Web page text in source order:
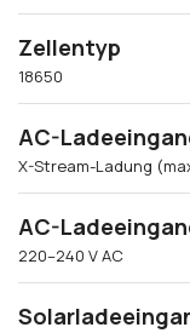
Zellentyp
18650
AC-
X-Stream-Ladung
AC-
220–240 V AC